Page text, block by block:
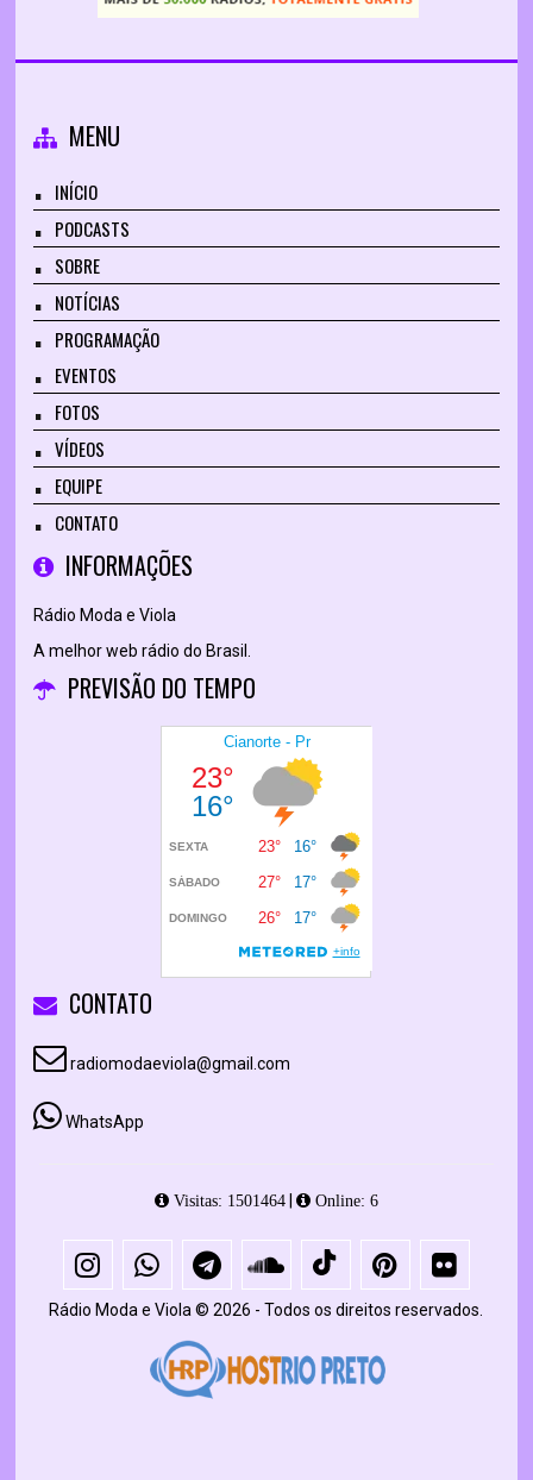
MENU
INÍCIO
PODCASTS
SOBRE
NOTÍCIAS
PROGRAMAÇÃO
EVENTOS
FOTOS
VÍDEOS
EQUIPE
CONTATO
INFORMAÇÕES
Rádio Moda e Viola
A melhor web rádio do Brasil.
PREVISÃO DO TEMPO
CONTATO
radiomodaeviola@gmail.com
WhatsApp
Visitas: 1501464| Online: 6
Rádio Moda e Viola © 2026 - Todos os direitos reservados.